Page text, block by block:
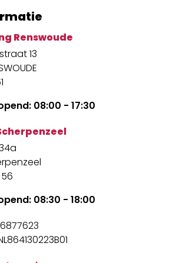
Renswoude
13
08:00 - 17:30
08:30 - 18:00